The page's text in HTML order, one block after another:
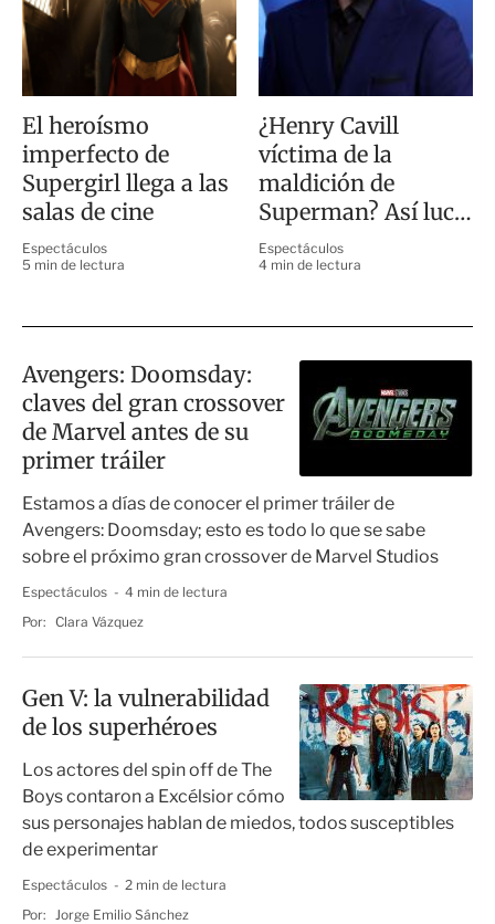
El heroísmo
imperfecto de
Supergirl llega a las
salas de cine
Espectáculos
5 min de lectura
¿Henry Cavill
víctima de la
maldición de
Superman? Así luce
hoy el actor
Espectáculos
4 min de lectura
Avengers: Doomsday:
claves del gran crossover
de Marvel antes de su
primer tráiler
Estamos a días de conocer el primer tráiler de
Avengers: Doomsday; esto es todo lo que se sabe
sobre el próximo gran crossover de Marvel Studios
Espectáculos
4 min de lectura
Por: Clara Vázquez
Gen V: la vulnerabilidad
de los superhéroes
Los actores del spin off de The
Boys contaron a Excélsior cómo
sus personajes hablan de miedos, todos susceptibles
de experimentar
Espectáculos
2 min de lectura
Por: Jorge Emilio Sánchez